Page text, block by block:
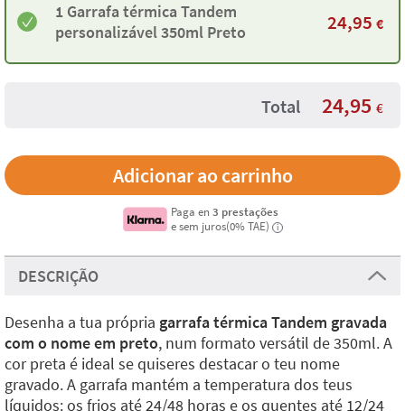
1 Garrafa térmica Tandem
personalizável 350ml Preto
24,95 €
Total 24,95 €
Paga en3 prestações
e sem juros(0% TAE)
i
DESCRIÇÃO
Desenha a tua própria garrafa térmica Tandem gravada
com o nome em preto, num formato versátil de 350ml. A
cor preta é ideal se quiseres destacar o teu nome
gravado. A garrafa mantém a temperatura dos teus
líquidos: os frios até 24/48 horas e os quentes até 12/24